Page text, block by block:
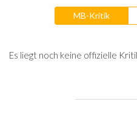
MB-Kritik
Es liegt noch keine offizielle